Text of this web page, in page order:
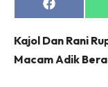
Share
on
Kajol Dan Rani
Macam Adik